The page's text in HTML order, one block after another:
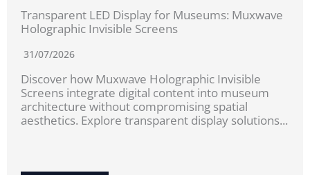
Transparent LED Display for Museums: Muxwave
Holographic Invisible Screens
31/07/2026
Discover how Muxwave Holographic Invisible
Screens integrate digital content into museum
architecture without compromising spatial
aesthetics. Explore transparent display solutions...